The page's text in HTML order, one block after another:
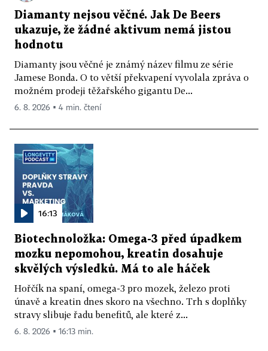
Diamanty nejsou věčné. Jak De Beers
ukazuje, že žádné aktivum nemá jistou
hodnotu
Diamanty jsou věčné je známý název filmu ze série
Jamese Bonda. O to větší překvapení vyvolala zpráva o
možném prodeji těžařského gigantu De...
6. 8. 2026 ▪ 4 min. čtení
16:13
Biotechnoložka: Omega-3 před úpadkem
mozku nepomohou, kreatin dosahuje
skvělých výsledků. Má to ale háček
Hořčík na spaní, omega-3 pro mozek, železo proti
únavě a kreatin dnes skoro na všechno. Trh s doplňky
stravy slibuje řadu benefitů, ale které z...
6. 8. 2026 ▪ 16:13 min.